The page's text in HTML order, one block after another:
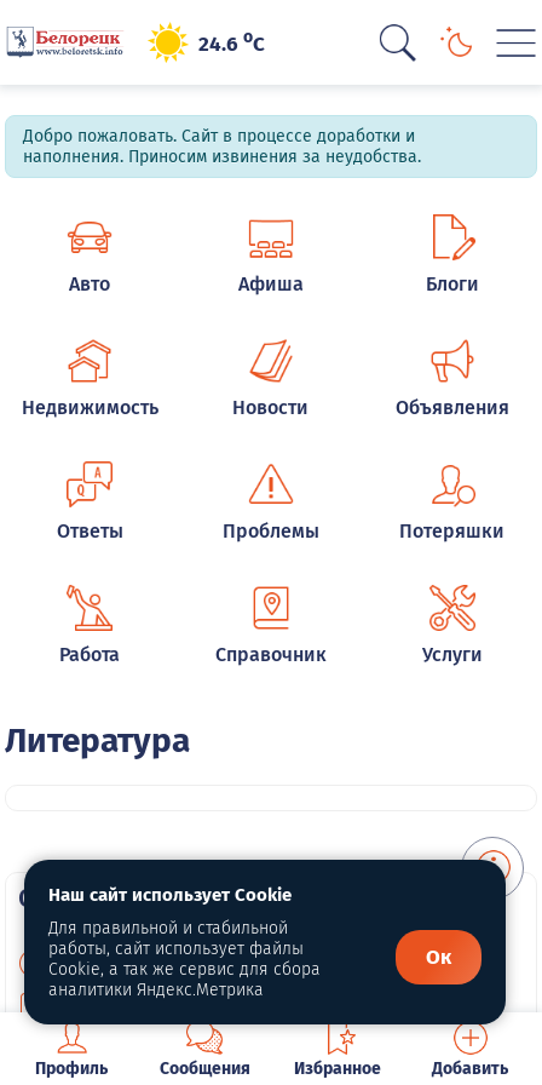
24.6oC
Добро пожаловать. Сайт в процессе доработки и
наполнения. Приносим извинения за неудобства.
Авто Афиша Блоги
Недвижимость Новости Объявления
Ответы Проблемы Потеряшки
Работа Справочник Услуги
Литература
О портале
О нас
Для правообладателей
Политика конфиденциальности
Профиль Сообщения Избранное Добавить
Наш сайт использует Cookie
Для правильной и стабильной
работы, сайт использует файлы
Cookie, а так же сервис для сбора
аналитики Яндекс.Метрика
Ок